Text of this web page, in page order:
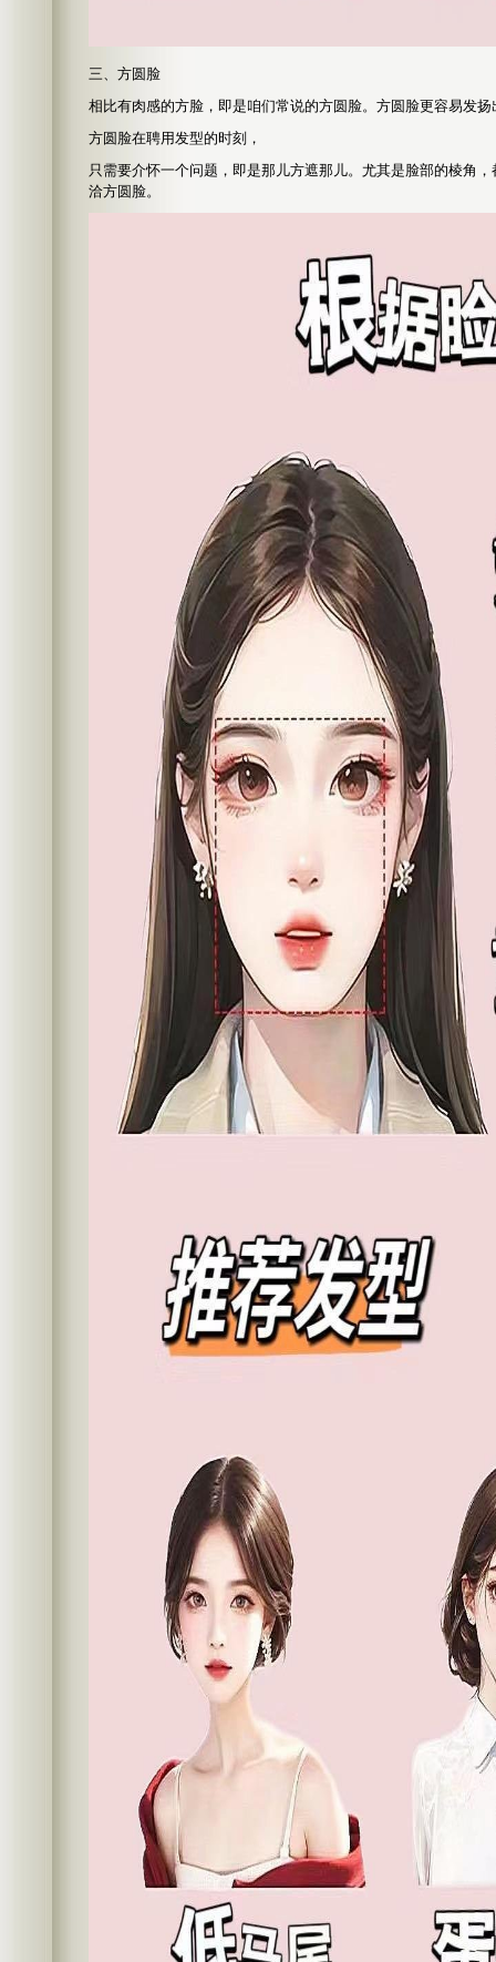
三、方圆脸
相比有肉感的方脸，即是咱们常说的方圆脸。方圆脸更容易发
方圆脸在聘用发型的时刻，
只需要介怀一个问题，即是那儿方遮那儿。尤其是脸部的棱角
洽方圆脸。